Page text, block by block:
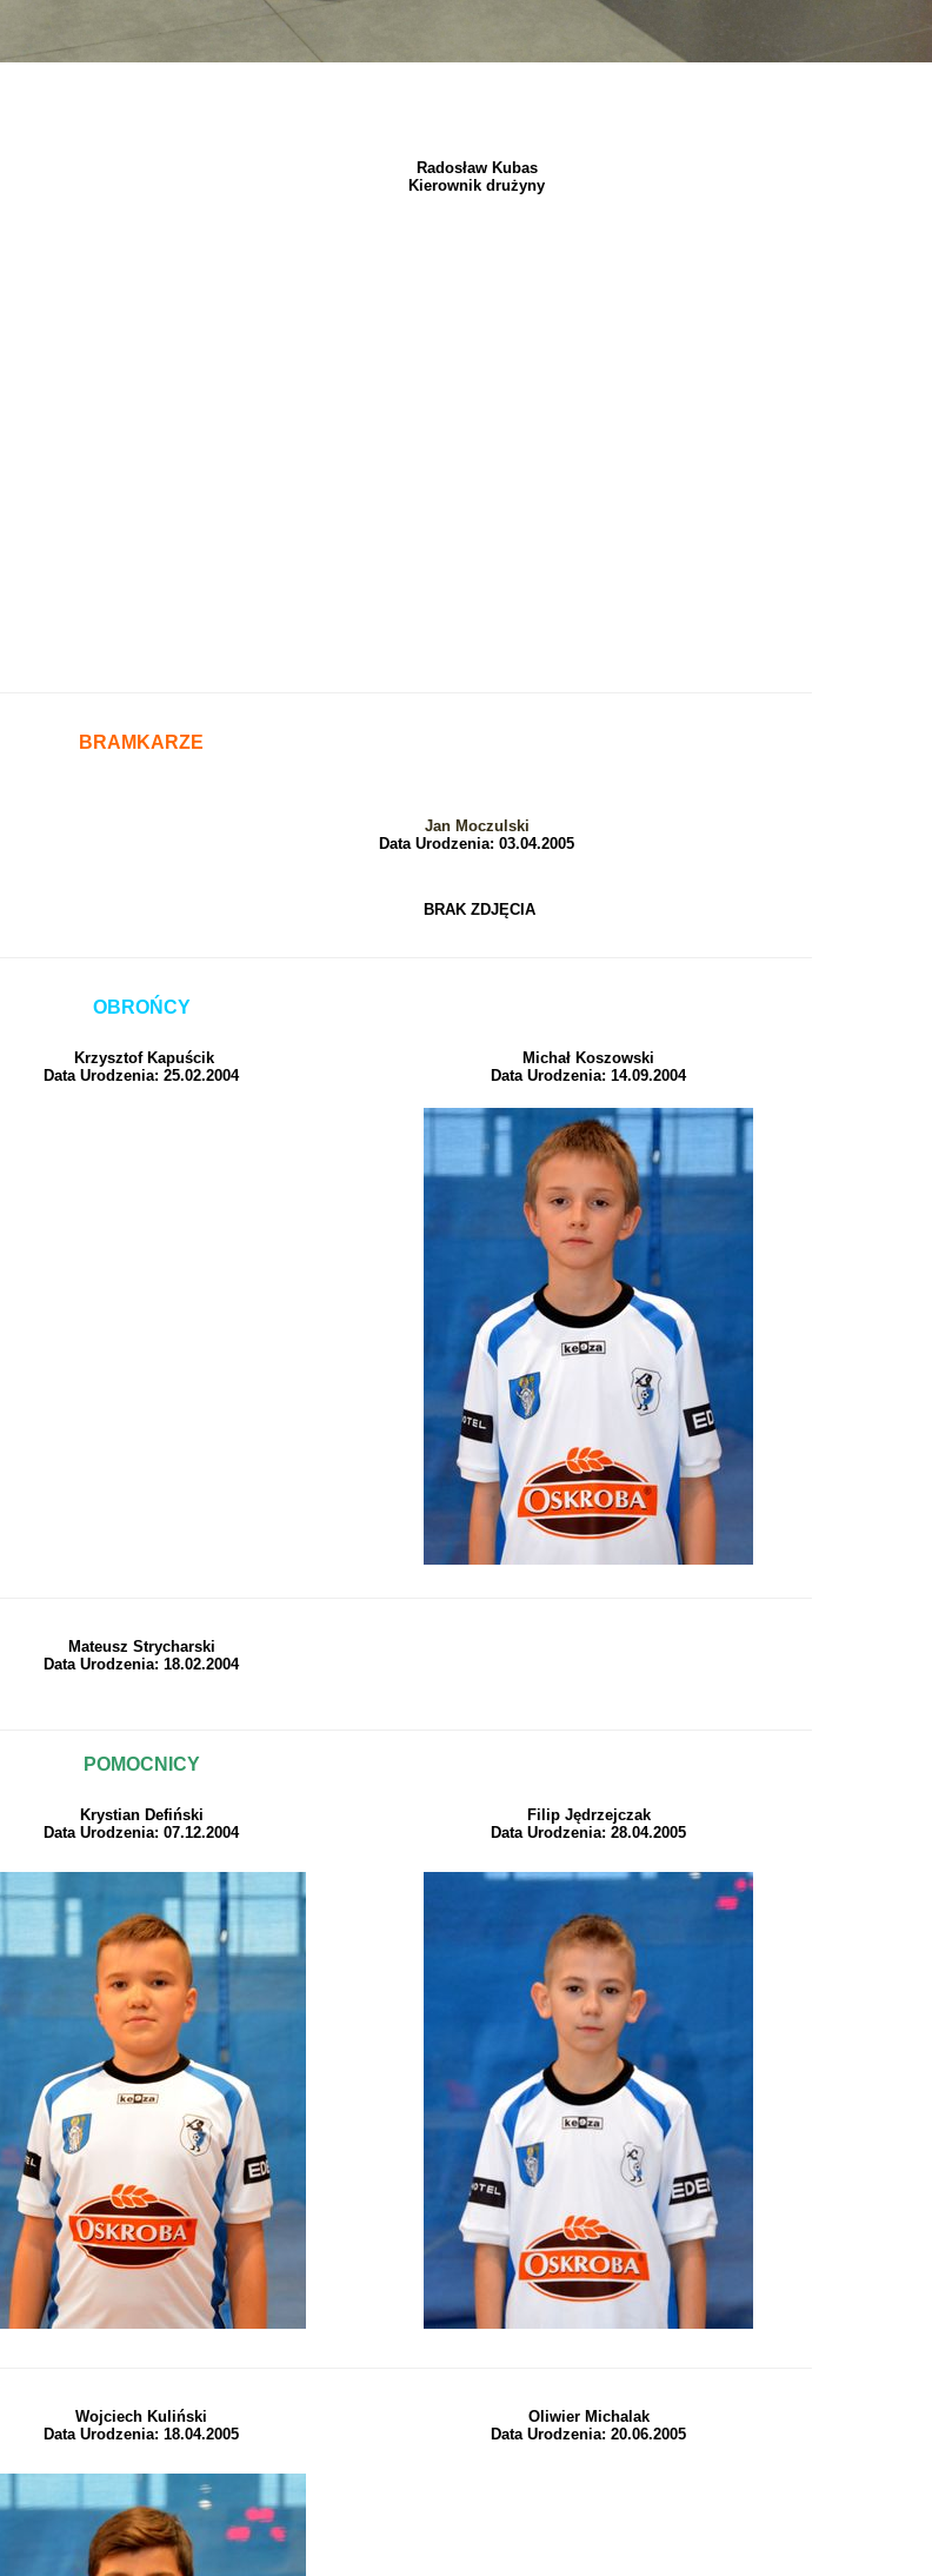
Radosław Kubas
Kierownik drużyny
BRAMKARZE
Jan Moczulski
Data Urodzenia: 03.04.2005
BRAK ZDJĘCIA
OBROŃCY
Krzysztof Kapuścik
Data Urodzenia: 25.02.2004
Michał Koszowski
Data Urodzenia: 14.09.2004
Mateusz Strycharski
Data Urodzenia: 18.02.2004
POMOCNICY
Krystian Defiński
Data Urodzenia: 07.12.2004
Filip Jędrzejczak
Data Urodzenia: 28.04.2005
Wojciech Kuliński
Data Urodzenia: 18.04.2005
Oliwier Michalak
Data Urodzenia: 20.06.2005